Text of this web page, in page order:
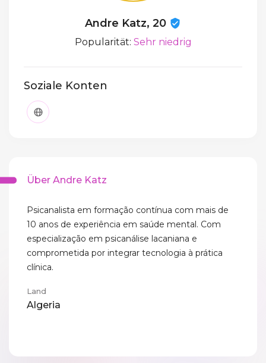
Andre Katz, 20
Popularität: Sehr niedrig
Soziale Konten
Über Andre Katz
Psicanalista em formação contínua com mais de
10 anos de experiência em saúde mental. Com
especialização em psicanálise lacaniana e
comprometida por integrar tecnologia à prática
clínica.
Land
Algeria